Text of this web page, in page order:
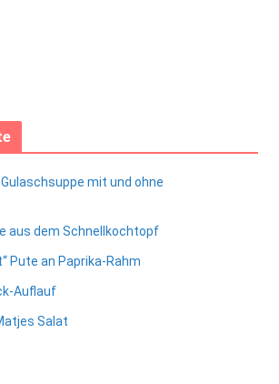
mit und ohne
aus dem Schnellkochtopf
Pute an Paprika-Rahm
Auflauf
Salat